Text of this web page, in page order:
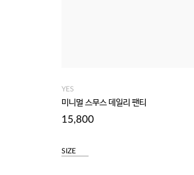
YES
미니멀 스무스 데일리 팬티
15,800
SIZE